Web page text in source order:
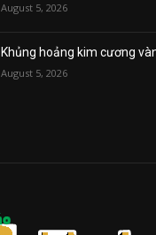
August 5, 2026
Khủng hoảng kim cương
August 5, 2026